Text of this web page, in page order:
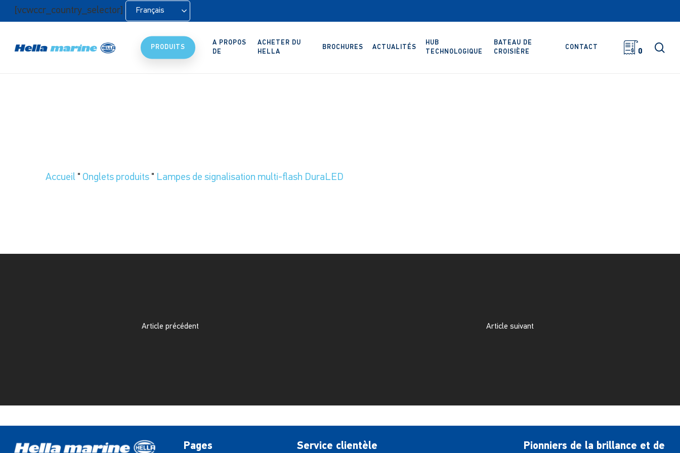
Retour[vcwccr_country_selector] Français
PRODUITS
A PROPOS
DE
ACHETER DU
HELLA
BROCHURES ACTUALITÉS
HUB
TECHNOLOGIQUE
BATEAU DE
CROISIÈRE
CONTACT
0
Accueil " Onglets produits " Lampes de signalisation multi-flash DuraLED
Article précédent Article suivant
Pages Service clientèle Pionniers de la brillance et de